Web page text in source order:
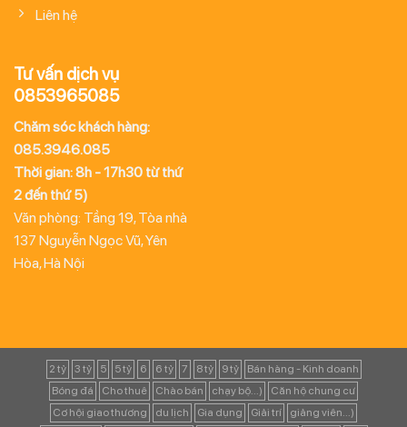
Liên hệ
Tư vấn dịch vụ
0853965085
Chăm sóc khách hàng:
085.3946.085
Thời gian: 8h - 17h30 từ thứ
2 đến thứ 5)
Văn phòng: Tầng 19, Tòa nhà
137 Nguyễn Ngọc Vũ, Yên
Hòa, Hà Nội
2 tỷ 3 tỷ 5 5 tỷ 6 6 tỷ 7 8 tỷ 9 tỷ
Bán hàng - Kinh doanh
Bóng đá
Cho thuê Chào bán chạy bộ...)
Căn hộ chung cư
Cơ hội giao thương
du lịch Gia dụng Giải trí
giảng viên...)